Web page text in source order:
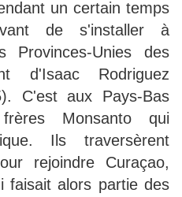
un certain temps
de s'installer à
Provinces-Unies des
d'Isaac Rodriguez
C'est aux Pays-Bas
Monsanto qui
Ils traversèrent
rejoindre Curaçao,
faisait alors partie des